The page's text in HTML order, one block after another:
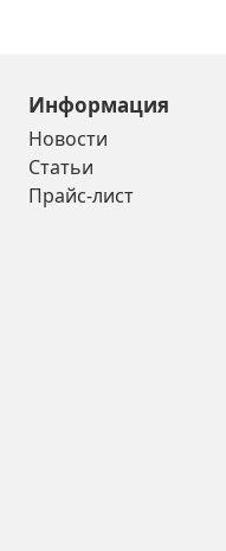
Информация
Новости
Статьи
Прайс-лист